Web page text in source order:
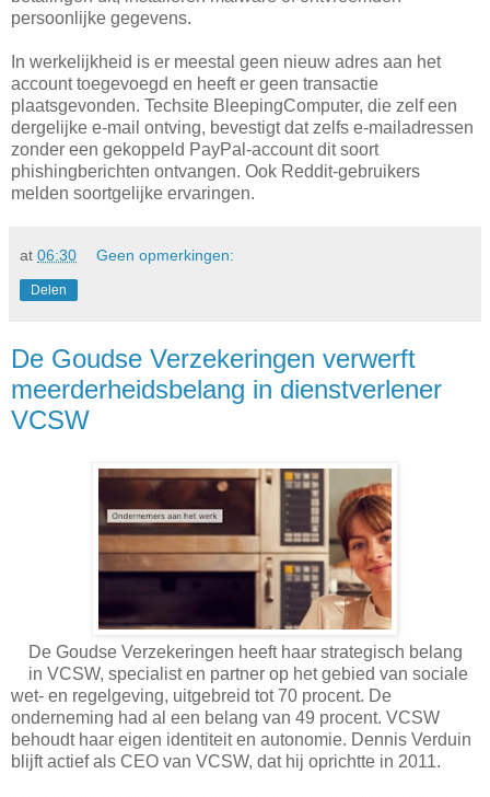
persoonlijke gegevens.
In werkelijkheid is er meestal geen nieuw adres aan het
account toegevoegd en heeft er geen transactie
plaatsgevonden. Techsite BleepingComputer, die zelf een
dergelijke e-mail ontving, bevestigt dat zelfs e-mailadressen
zonder een gekoppeld PayPal-account dit soort
phishingberichten ontvangen. Ook Reddit-gebruikers
melden soortgelijke ervaringen.
at 06:30 Geen opmerkingen:
Delen
De Goudse Verzekeringen verwerft
meerderheidsbelang in dienstverlener
VCSW
De Goudse Verzekeringen heeft haar strategisch belang
in VCSW, specialist en partner op het gebied van sociale
wet- en regelgeving, uitgebreid tot 70 procent. De
onderneming had al een belang van 49 procent. VCSW
behoudt haar eigen identiteit en autonomie. Dennis Verduin
blijft actief als CEO van VCSW, dat hij oprichtte in 2011.